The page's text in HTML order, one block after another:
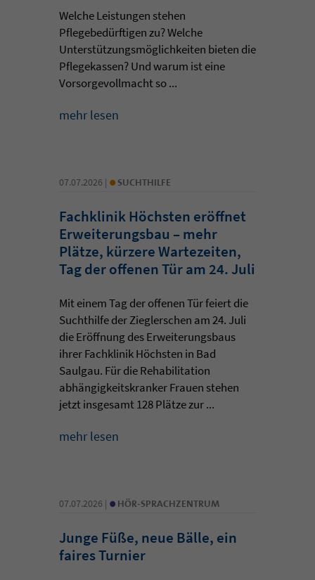
Welche Leistungen stehen
Pflegebedürftigen zu? Welche
Unterstützungsmöglichkeiten bieten die
Pflegekassen? Und warum ist eine
Vorsorgevollmacht so ...
mehr lesen
07.07.2026 | • SUCHTHILFE
Fachklinik Höchsten eröffnet
Erweiterungsbau – mehr
Plätze, kürzere Wartezeiten,
Tag der offenen Tür am 24. Juli
Mit einem Tag der offenen Tür feiert die
Suchthilfe der Zieglerschen am 24. Juli
die Eröffnung des Erweiterungsbaus
ihrer Fachklinik Höchsten in Bad
Saulgau. Für die Rehabilitation
abhängigkeitskranker Frauen stehen
jetzt insgesamt 128 Plätze zur ...
mehr lesen
07.07.2026 | • HÖR-SPRACHZENTRUM
Junge Füße, neue Bälle, ein
faires Turnier